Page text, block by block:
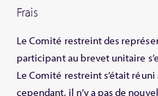
Frais
Le Comité restreint des
participant au brevet unitaire
Le Comité restreint s’était
cependant, il n’y a pas de